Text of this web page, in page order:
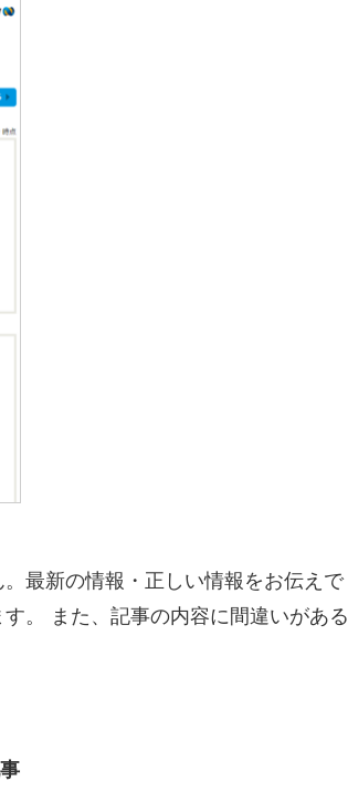
最新の情報・正しい情報をお伝えで
。 また、記事の内容に間違いがある